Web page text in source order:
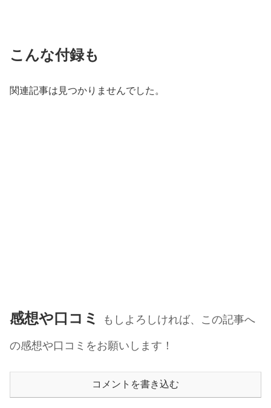
こんな付録も
関連記事は見つかりませんでした。
感想や口コミ
もしよろしければ、この記事へ
の感想や口コミをお願いします！
コメントを書き込む